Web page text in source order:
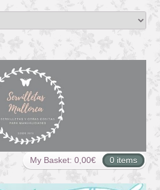
My Basket: 0,00€ 0 items